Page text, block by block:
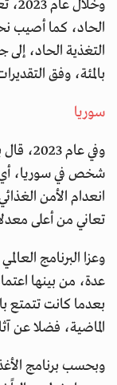
الحاد، كما أصيب
بالمئة، وفق
سوريا
شخص في سوريا،
انعدام الأمن
تعاني من أعلى
وعزا البرنامج
عدة، من بينها
بعدما كانت تتمتع
الماضية، فضلا عن آثار
وبحسب برنامج